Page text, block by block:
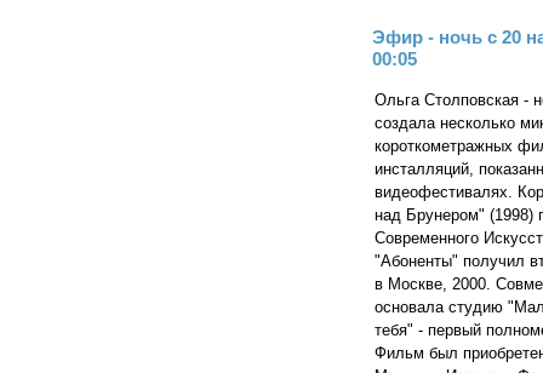
Эфир - ночь с 20
00:05
Ольга Столповская -
создала несколько
короткометражных
инсталляций,
видеофестивалях.
над Брунером" (1998)
Современного
"Абоненты" получил
в Москве, 2000.
основала студию
тебя" - первый
Фильм был